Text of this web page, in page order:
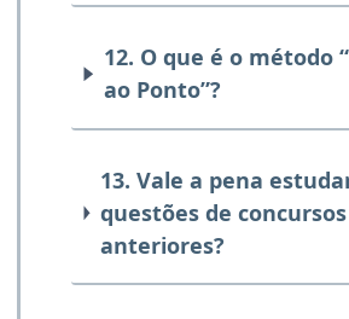
12. O que é o método
ao Ponto”?
13. Vale a pena
questões de concursos
anteriores?